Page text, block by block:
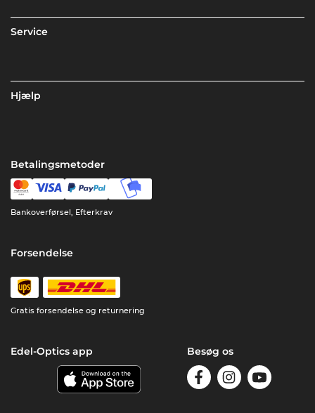
Service
Hjælp
Betalingsmetoder
Bankoverførsel, Efterkrav
Forsendelse
Gratis forsendelse og returnering
Edel-Optics app Besøg os